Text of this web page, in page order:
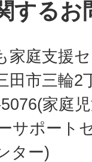
するお
家庭支援
田市三輪2
家庭
サポート
ター)